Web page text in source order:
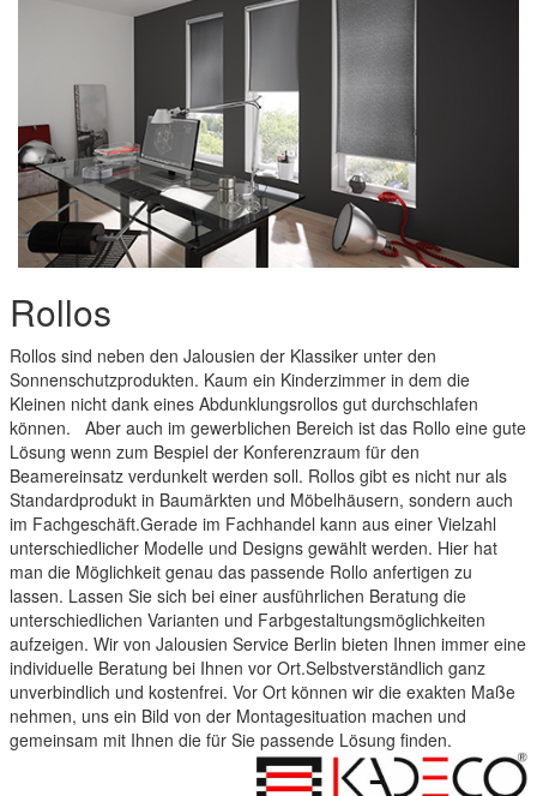
Rollos
Rollos sind neben den Jalousien der Klassiker unter den
Sonnenschutzprodukten. Kaum ein Kinderzimmer in dem die
Kleinen nicht dank eines Abdunklungsrollos gut durchschlafen
können. Aber auch im gewerblichen Bereich ist das Rollo eine gute
Lösung wenn zum Bespiel der Konferenzraum für den
Beamereinsatz verdunkelt werden soll. Rollos gibt es nicht nur als
Standardprodukt in Baumärkten und Möbelhäusern, sondern auch
im Fachgeschäft.Gerade im Fachhandel kann aus einer Vielzahl
unterschiedlicher Modelle und Designs gewählt werden. Hier hat
man die Möglichkeit genau das passende Rollo anfertigen zu
lassen. Lassen Sie sich bei einer ausführlichen Beratung die
unterschiedlichen Varianten und Farbgestaltungsmöglichkeiten
aufzeigen. Wir von Jalousien Service Berlin bieten Ihnen immer eine
individuelle Beratung bei Ihnen vor Ort.Selbstverständlich ganz
unverbindlich und kostenfrei. Vor Ort können wir die exakten Maße
nehmen, uns ein Bild von der Montagesituation machen und
gemeinsam mit Ihnen die für Sie passende Lösung finden.